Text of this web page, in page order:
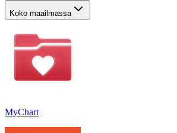
Koko maailmassa
MyChart